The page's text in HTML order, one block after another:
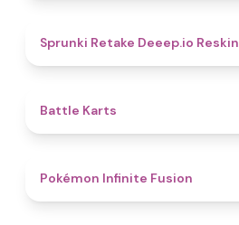
Sprunki Retake Deeep.io Reskin
Battle Karts
Pokémon Infinite Fusion